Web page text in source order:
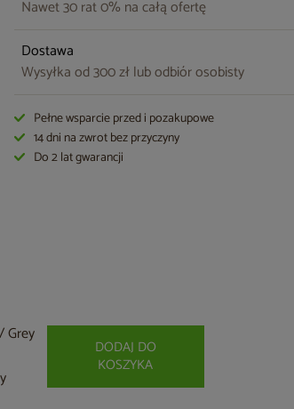
Nawet 30 rat 0% na całą ofertę
Dostawa
Wysyłka od 300 zł lub odbiór osobisty
Pełne wsparcie przed i pozakupowe
14 dni na zwrot bez przyczyny
Do 2 lat gwarancji
Grey
DODAJ DO
KOSZYKA